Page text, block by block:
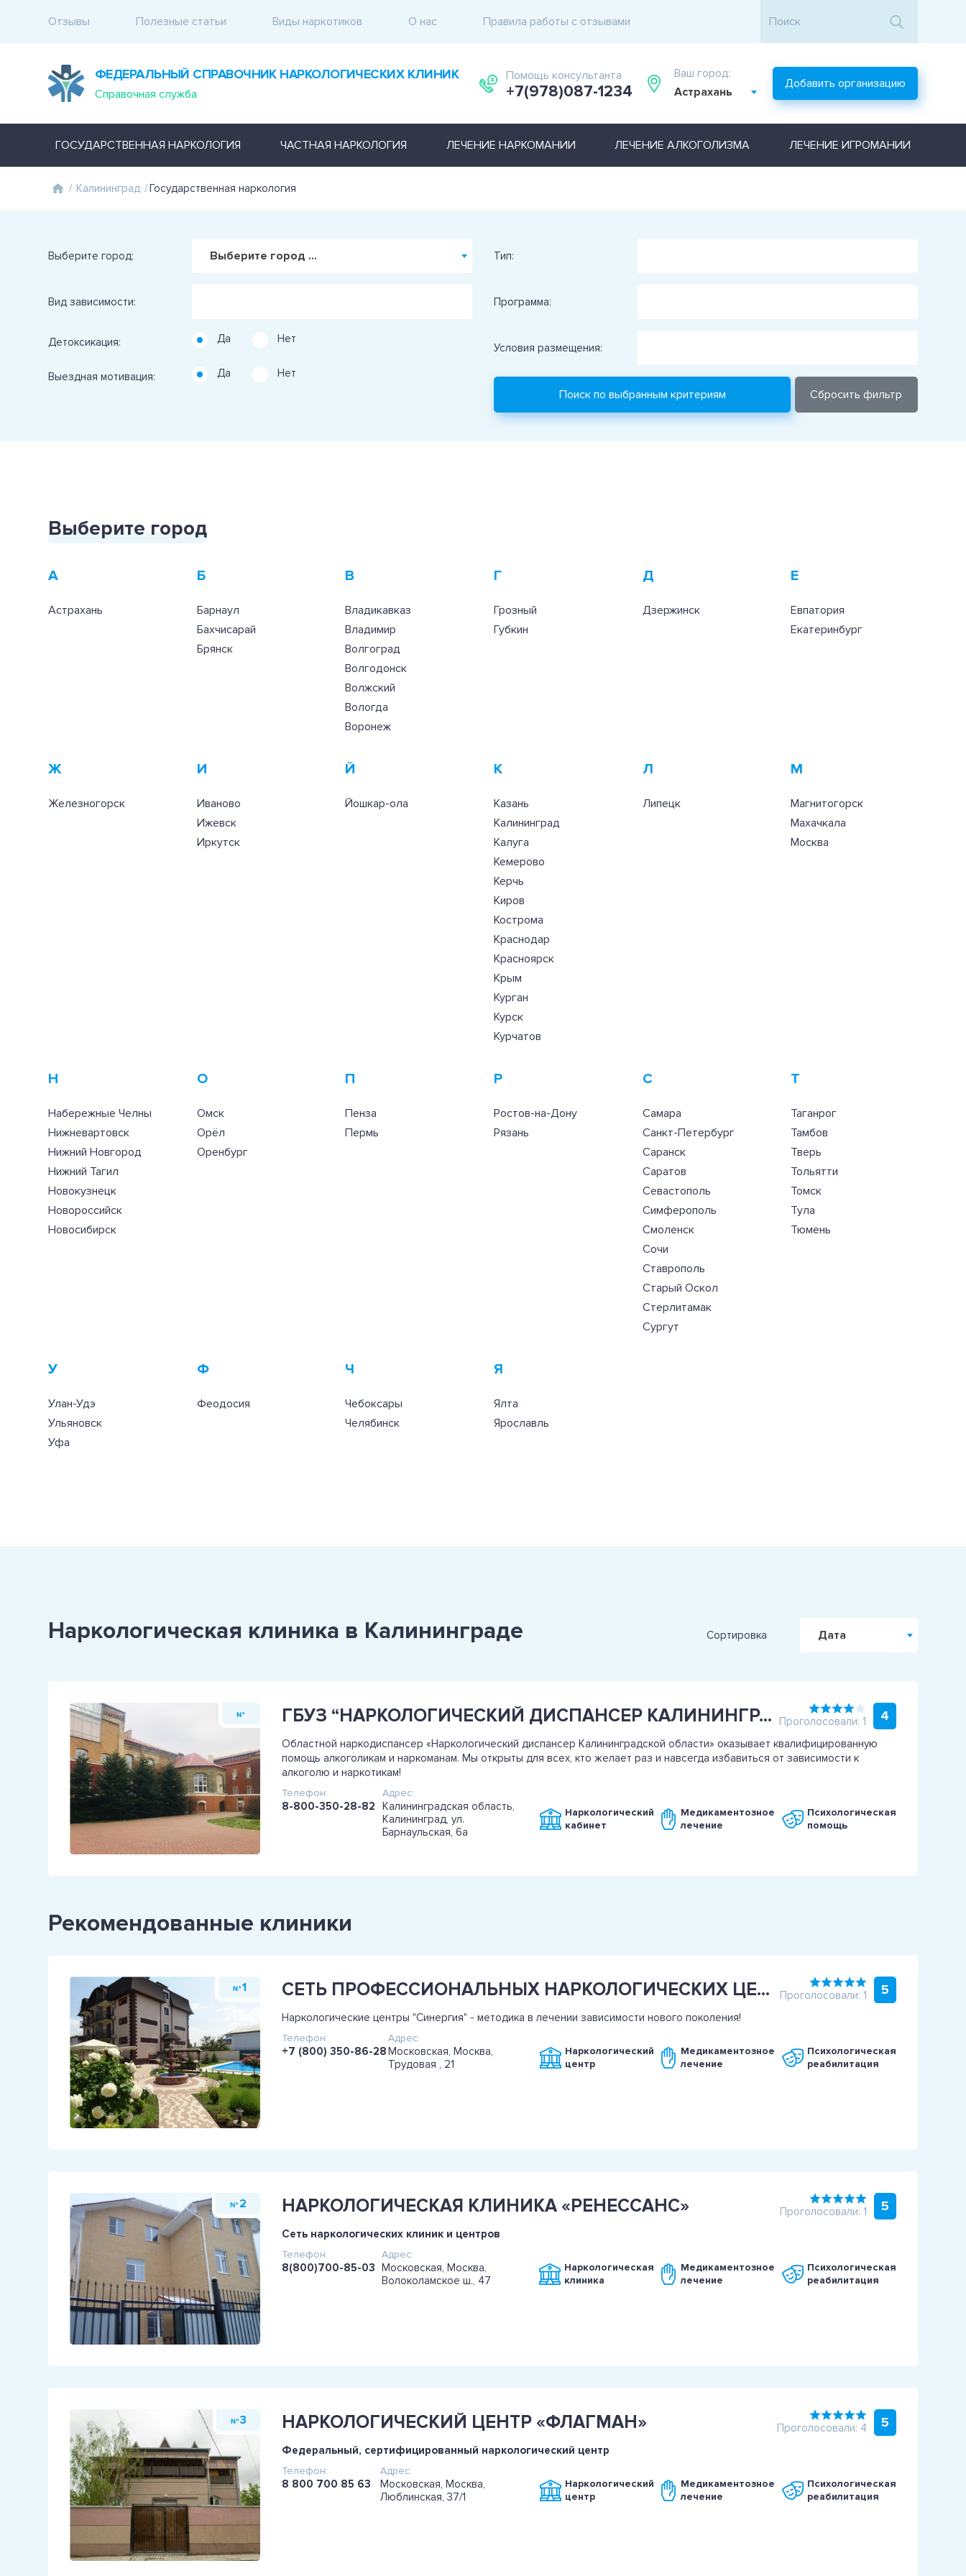
Отзывы Полезные статьи Виды наркотиков О нас Правила работы с отзывами
ФЕДЕРАЛЬНЫЙ СПРАВОЧНИК НАРКОЛОГИЧЕСКИХ КЛИНИК
Справочная служба
Помощь консультанта
+7(978)087-1234
Ваш город:
Астрахань
Добавить организацию
ГОСУДАРСТВЕННАЯ НАРКОЛОГИЯ ЧАСТНАЯ НАРКОЛОГИЯ ЛЕЧЕНИЕ НАРКОМАНИИ ЛЕЧЕНИЕ АЛКОГОЛИЗМА ЛЕЧЕНИЕ ИГРОМАНИИ
/ Калининград /Государственная наркология
Выберите город: Выберите город ...
Вид зависимости:
Детоксикация: Да Нет
Выездная мотивация: Да Нет
Тип:
Программа:
Условия размещения:
Выберите город
А
Астрахань
Б
Барнаул
Бахчисарай
Брянск
В
Владикавказ
Владимир
Волгоград
Волгодонск
Волжский
Вологда
Воронеж
Г
Грозный
Губкин
Д
Дзержинск
Е
Евпатория
Екатеринбург
Ж
Железногорск
И
Иваново
Ижевск
Иркутск
Й
Йошкар-ола
К
Казань
Калининград
Калуга
Кемерово
Керчь
Киров
Кострома
Краснодар
Красноярск
Крым
Курган
Курск
Курчатов
Л
Липецк
М
Магнитогорск
Махачкала
Москва
Н
Набережные Челны
Нижневартовск
Нижний Новгород
Нижний Тагил
Новокузнецк
Новороссийск
Новосибирск
О
Омск
Орёл
Оренбург
П
Пенза
Пермь
Р
Ростов-на-Дону
Рязань
С
Самара
Санкт-Петербург
Саранск
Саратов
Севастополь
Симферополь
Смоленск
Сочи
Ставрополь
Старый Оскол
Стерлитамак
Сургут
Т
Таганрог
Тамбов
Тверь
Тольятти
Томск
Тула
Тюмень
У
Улан-Удэ
Ульяновск
Уфа
Ф
Феодосия
Ч
Чебоксары
Челябинск
Я
Ялта
Ярославль
Наркологическая клиника в Калининграде Сортировка Дата
№ ГБУЗ “НАРКОЛОГИЧЕСКИЙ ДИСПАНСЕР КАЛИНИНГРАДСКОЙ ОБЛАСТИ” ОБЛАСТНОЙ НАРКОДИСПАНСЕР Проголосовали: 1 4
Областной наркодиспансер «Наркологический диспансер Калининградской области» оказывает квалифицированную
помощь алкоголикам и наркоманам. Мы открыты для всех, кто желает раз и навсегда избавиться от зависимости к
алкоголю и наркотикам!
Телефон:
8-800-350-28-82
Адрес:
Калининградская область,
Калининград, ул.
Барнаульская, 6а
Наркологический
кабинет
Медикаментозное
лечение
Психологическая
помощь
Рекомендованные клиники
№ 1 СЕТЬ ПРОФЕССИОНАЛЬНЫХ НАРКОЛОГИЧЕСКИХ ЦЕНТРОВ «СИНЕРГИЯ» Проголосовали: 1 5
Наркологические центры "Синергия" - методика в лечении зависимости нового поколения!
Телефон:
+7 (800) 350-86-28
Адрес:
Московская, Москва,
Трудовая , 21
Наркологический
центр
Медикаментозное
лечение
Психологическая
реабилитация
№ 2 НАРКОЛОГИЧЕСКАЯ КЛИНИКА «РЕНЕССАНС» Проголосовали: 1 5
Сеть наркологических клиник и центров
Телефон:
8(800)700-85-03
Адрес:
Московская, Москва,
Волоколамское ш., 47
Наркологическая
клиника
Медикаментозное
лечение
Психологическая
реабилитация
№ 3 НАРКОЛОГИЧЕСКИЙ ЦЕНТР «ФЛАГМАН» Проголосовали: 4 5
Федеральный, сертифицированный наркологический центр
Телефон:
8 800 700 85 63
Адрес:
Московская, Москва,
Люблинская, 37/1
Наркологический
центр
Медикаментозное
лечение
Психологическая
реабилитация